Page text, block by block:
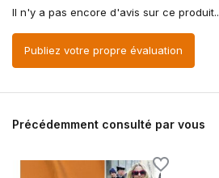
Il n'y a pas encore d'avis sur ce produit..
Publiez votre propre évaluation
Précédemment consulté par vous